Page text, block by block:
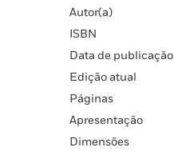
Autor(a)
ISBN
Data de publicação
Edição atual
Páginas
Apresentação
Dimensões